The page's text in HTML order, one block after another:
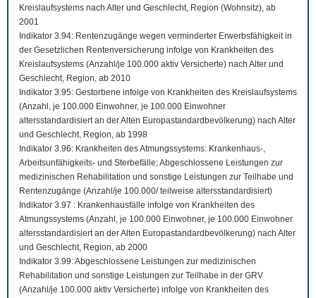
Kreislaufsystems nach Alter und Geschlecht, Region (Wohnsitz), ab
2001
Indikator 3.94: Rentenzugänge wegen verminderter Erwerbsfähigkeit in
der Gesetzlichen Rentenversicherung infolge von Krankheiten des
Kreislaufsystems (Anzahl/je 100.000 aktiv Versicherte) nach Alter und
Geschlecht, Region, ab 2010
Indikator 3.95: Gestorbene infolge von Krankheiten des Kreislaufsystems
(Anzahl, je 100.000 Einwohner, je 100.000 Einwohner
altersstandardisiert an der Alten Europastandardbevölkerung) nach Alter
und Geschlecht, Region, ab 1998
Indikator 3.96: Krankheiten des Atmungssystems: Krankenhaus-,
Arbeitsunfähigkeits- und Sterbefälle; Abgeschlossene Leistungen zur
medizinischen Rehabilitation und sonstige Leistungen zur Teilhabe und
Rentenzugänge (Anzahl/je 100.000/ teilweise altersstandardisiert)
Indikator 3.97 : Krankenhausfälle infolge von Krankheiten des
Atmungssystems (Anzahl, je 100.000 Einwohner, je 100.000 Einwohner
altersstandardisiert an der Alten Europastandardbevölkerung) nach Alter
und Geschlecht, Region, ab 2000
Indikator 3.99: Abgeschlossene Leistungen zur medizinischen
Rehabilitation und sonstige Leistungen zur Teilhabe in der GRV
(Anzahl/je 100.000 aktiv Versicherte) infolge von Krankheiten des